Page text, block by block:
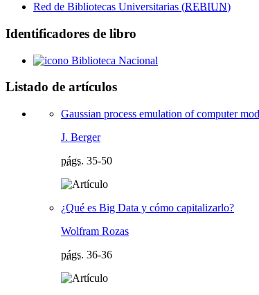
Red de Bibliotecas Universitarias (REBIUN)
Identificadores de libro
Biblioteca Nacional
Listado de artículos
Gaussian process emulation of computer
J. Berger
págs. 35-50
¿Qué es Big Data y cómo capitalizarlo?
Wolfram Rozas
págs. 36-36